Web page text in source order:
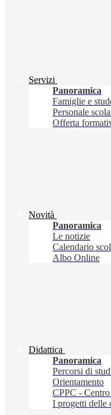
Servizi
Panoramica
Famiglie e
Personale
Offerta
Novità
Panoramica
Le notizie
Calendario
Albo Online
Didattica
Panoramica
Percorsi di
Orientamento
CPPC -
I progetti delle